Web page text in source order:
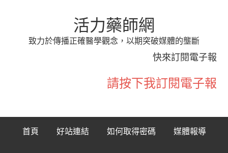
活力藥師網
致力於傳播正確醫學觀念，以期突破媒體的壟斷
快來訂閱電子報
請按下我訂閱電子報
首頁 好站連結 如何取得密碼 媒體報導